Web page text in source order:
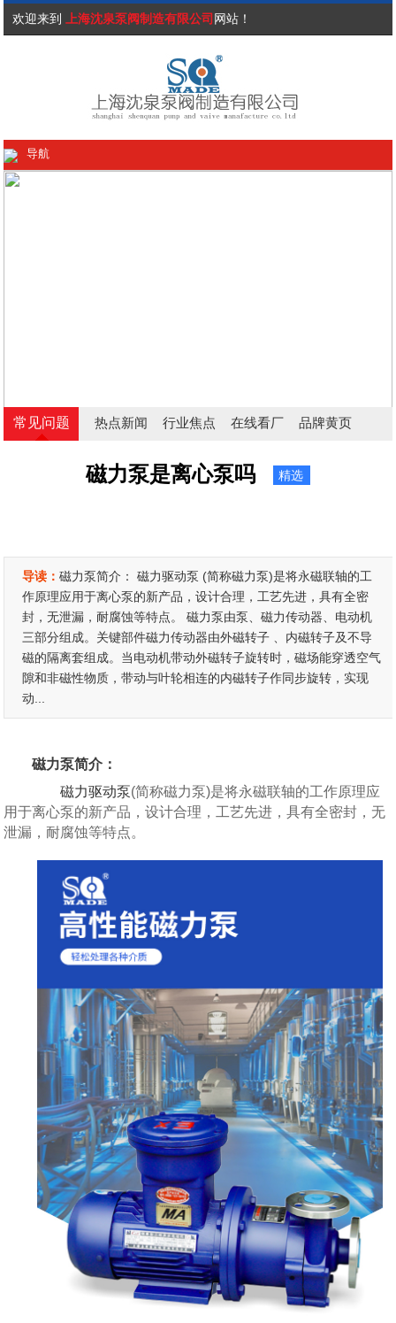
欢迎来到 上海沈泉泵阀制造有限公司 网站！
导航
常见问题 热点新闻 行业焦点 在线看厂 品牌黄页
磁力泵是离心泵吗 精选
导读：磁力泵简介： 磁力驱动泵 (简称磁力泵)是将永磁联轴的工
作原理应用于离心泵的新产品，设计合理，工艺先进，具有全密
封，无泄漏，耐腐蚀等特点。 磁力泵由泵、磁力传动器、电动机
三部分组成。关键部件磁力传动器由外磁转子 、内磁转子及不导
磁的隔离套组成。当电动机带动外磁转子旋转时，磁场能穿透空气
隙和非磁性物质，带动与叶轮相连的内磁转子作同步旋转，实现
动...
磁力泵简介：
磁力驱动泵(简称磁力泵)是将永磁联轴的工作原理应
用于离心泵的新产品，设计合理，工艺先进，具有全密封，无
泄漏，耐腐蚀等特点。